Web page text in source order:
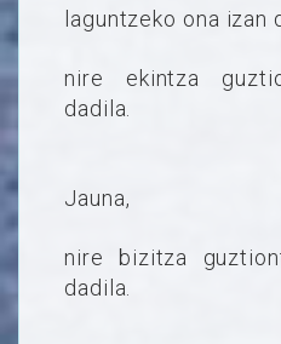
laguntzeko ona izan
nire ekintza
dadila.
Jauna,
nire bizitza
dadila.